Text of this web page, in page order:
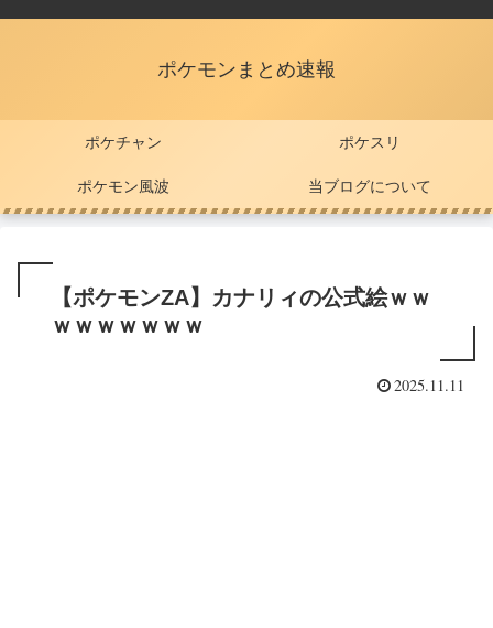
ポケモンまとめ速報
ポケチャン ポケスリ
ポケモン風波 当ブログについて
【ポケモンZA】カナリィの公式絵ｗｗ
ｗｗｗｗｗｗｗ
2025.11.11